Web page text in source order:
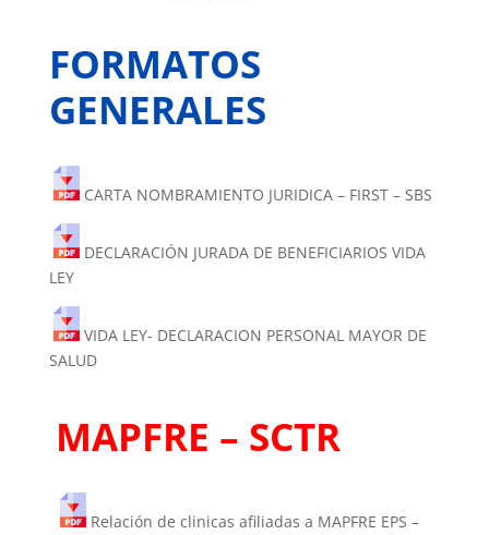
FORMATOS
GENERALES
CARTA NOMBRAMIENTO JURIDICA – FIRST – SBS
DECLARACIÓN JURADA DE BENEFICIARIOS VIDA
LEY
VIDA LEY- DECLARACION PERSONAL MAYOR DE
SALUD
MAPFRE – SCTR
Relación de clinicas afiliadas a MAPFRE EPS –